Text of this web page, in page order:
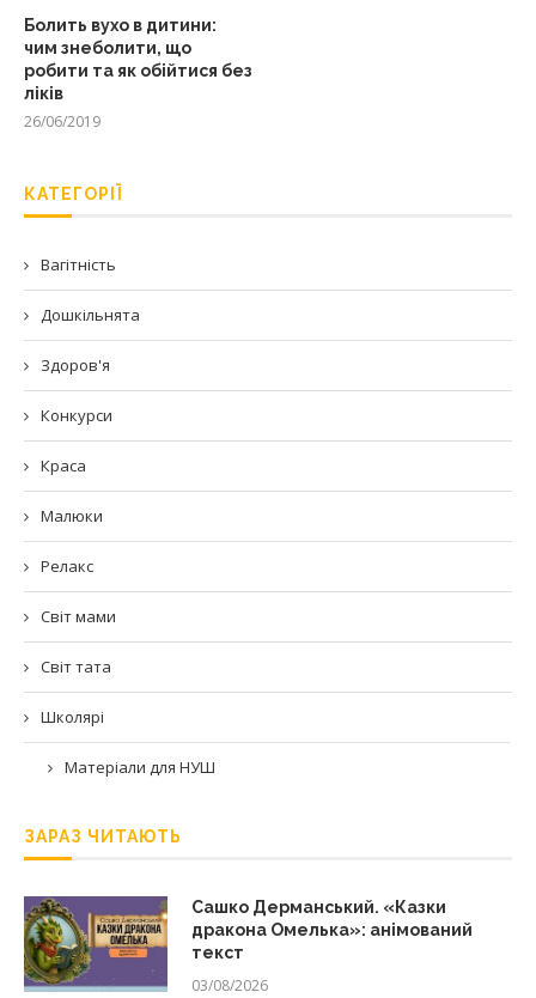
Болить вухо в дитини:
чим знеболити, що
робити та як обійтися без
ліків
26/06/2019
КАТЕГОРІЇ
Вагітність
Дошкільнята
Здоров'я
Конкурси
Краса
Малюки
Релакс
Світ мами
Світ тата
Школярі
Матеріали для НУШ
ЗАРАЗ ЧИТАЮТЬ
Сашко Дерманський. «Казки
дракона Омелька»: анімований
текст
03/08/2026